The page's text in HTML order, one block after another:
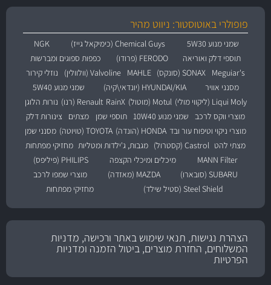
פופולרי באוטוסטור: ניווט מהיר
שמני מנוע 5W30 Chemical Guys (כימיקאל גייז)
NGK
תוספי דלק ואוריאה
FERODO (פרודו)
כפפות ספוגים ומברשות
Meguiar's
SONAX (סונקס) MAHLE Valvoline (וולוולין)
נוזלי קירור
מסנני אוויר
HYUNDAI/KIA (יונדאי\קיה)
שמני מנוע 5W40
Liqui Moly (ליקווי מולי)
Motul (מוטול) RainX Renault (רנו)
נורות הלוגן
מוצרי ווקס לרכב
שמני מנוע 10W40 תוספי שמן מצתים
צינורות דלק
מוצרי ניקוי וטיפוח עור ובד HONDA (הונדה) TOYOTA (טויוטה)
מסנני שמן
מצתי להט Castrol (קסטרול) מגבות, ג'ילדות ומטליות מחזיקי מפתחות
MANN Filter
מיכלים ומיכלי הקצפה
PHILIPS (פיליפס)
SUBARU (סובארו)
MAZDA (מאזדה)
מוצרי שמפו לרכב
Steel Shield (סטיל שילד)
מחזיקי מפתחות
הצהרת נגישות, תנאי שימוש באתר ורכישה, מדניות
המשלוחים, החזרת מוצרים, ביטול הזמנה ומדניות
הפרטיות